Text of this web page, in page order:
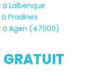
Lalbenque
Pradines
à Agen (47000)
GRATUIT